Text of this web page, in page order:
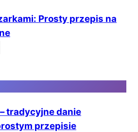
Prosty przepis na
tradycyjne danie
przepisie